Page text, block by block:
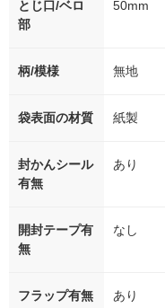
とじ口/ベロ
部
50mm
柄/模様 無地
袋表面の材質 紙製
封かんシール
有無
あり
開封テープ有
無
なし
フラップ有無 あり